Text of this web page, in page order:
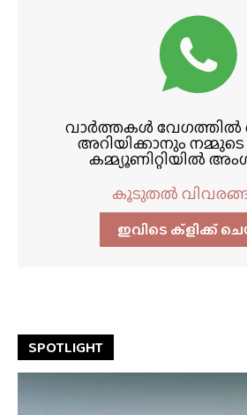
വാർത്തകൾ വേഗത്തിൽ
അറിയിക്കാനും നമ്മുടെ
കമ്മ്യൂണിറ്റിയിൽ
കൂടുതൽ
ഇവിടെ ക്ളിക്ക്‌
SPOTLIGHT